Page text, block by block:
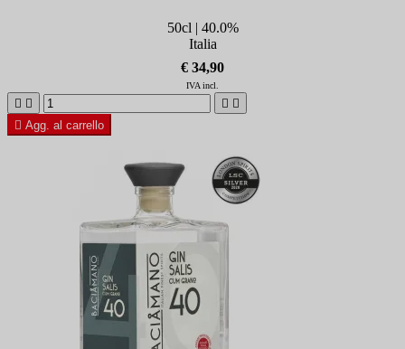
50cl | 40.0%
Italia
€ 34,90
IVA incl.
   
 Agg. al carrello